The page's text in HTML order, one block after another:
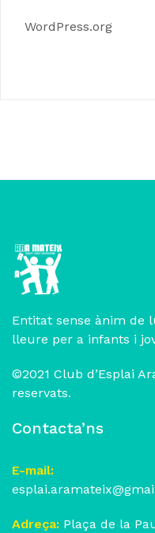
WordPress.org
Entitat sense ànim de
lleure per a infants i
©2021 Club d’Esplai
reservats.
Contacta’ns
E-mail:
Adreça: Plaça de la